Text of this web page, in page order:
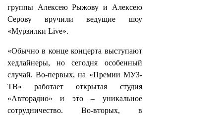
группы Алексею Рыжову и Алексею
Серову вручили ведущие шоу
«Мурзилки Live».
«Обычно в конце концерта выступают
хедлайнеры, но сегодня особенный
случай. Во-первых, на «Премии МУЗ-
ТВ» работает открытая студия
«Авторадио» и это – уникальное
сотрудничество. Во-вторых, в